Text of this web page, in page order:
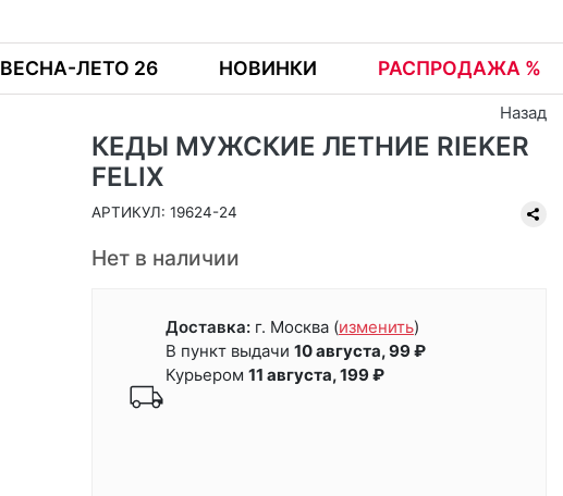
ВЕСНА-ЛЕТО 26 НОВИНКИ РАСПРОДАЖА %
Назад
КЕДЫ МУЖСКИЕ ЛЕТНИЕ RIEKER
FELIX
АРТИКУЛ: 19624-24
Нет в наличии
Доставка: г. Москва (изменить)
В пункт выдачи 10 августа, 99 ₽
Курьером 11 августа, 199 ₽